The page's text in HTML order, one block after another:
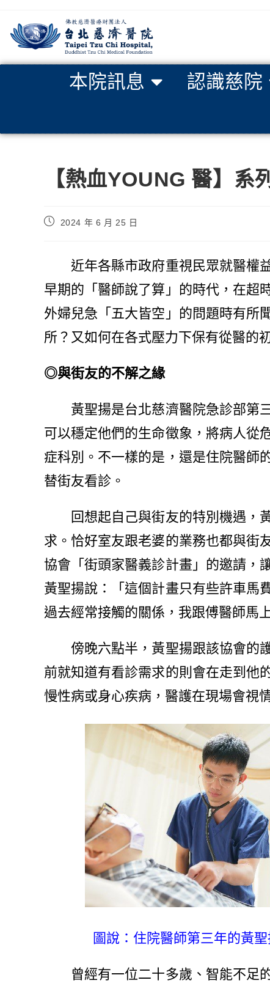
本院訊息 認識慈院
【熱血YOUNG 醫】
2024 年 6 月 25 日
近年各縣市政府重視民眾就醫權益
早期的「醫師說了算」的時代，在超
外婦兒急「五大皆空」的問題時有所
所？又如何在各式壓力下保有從醫的
◎與街友的不解之緣
黃聖揚是台北慈濟醫院急診部第三
可以穩定他們的生命徵象，將病人從
症科別。不一樣的是，還是住院醫師
替街友看診。
回想起自己與街友的特別機遇，黃
求。恰好室友跟老婆的業務也都與街
協會「街頭家醫義診計畫」的邀請，
黃聖揚說：「這個計畫只有些許車馬
過去經常接觸的關係，我跟傅醫師馬
傍晚六點半，黃聖揚跟該協會的護
前就知道有看診需求的則會在走到他
慢性病或身心疾病，醫護在現場會視
圖說：住院醫師第三年的黃
曾經有一位二十多歲、智能不足的